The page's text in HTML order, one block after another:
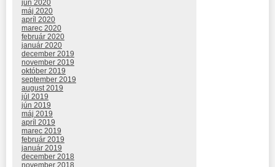
jún 2020
máj 2020
apríl 2020
marec 2020
február 2020
január 2020
december 2019
november 2019
október 2019
september 2019
august 2019
júl 2019
jún 2019
máj 2019
apríl 2019
marec 2019
február 2019
január 2019
december 2018